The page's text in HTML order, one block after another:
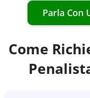
Parla Con
Come